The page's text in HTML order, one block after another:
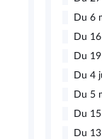
Du 6
Du
Du
Du 4
Du 5
Du
Du